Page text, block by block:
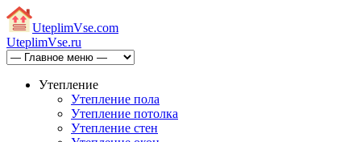
UteplimVse.com
UteplimVse.ru
Утепление
Утепление пола
Утепление потолка
Утепление стен